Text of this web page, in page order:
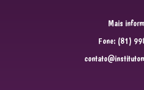
Mais
Fone: (81)